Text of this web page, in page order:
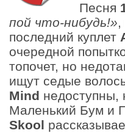
Песня
пой что-нибудь!»,
последний куплет
очередной
топочет, но
ищут седые
Mind недоступны,
Маленький Бум и
Skool